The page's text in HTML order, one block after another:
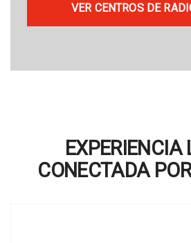
VER CENTROS DE
EXPERIENCIA
CONECTADA